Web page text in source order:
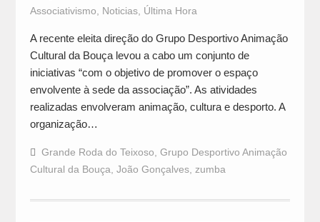
Associativismo
Noticias, Última Hora
A recente eleita direção do Grupo Desportivo Animação
Cultural da Bouça levou a cabo um conjunto de
iniciativas “com o objetivo de promover o espaço
envolvente à sede da associação”. As atividades
realizadas envolveram animação, cultura e desporto. A
organização…
Grande Roda do Teixoso Grupo Desportivo Animação
Cultural da Bouça João Gonçalves, zumba